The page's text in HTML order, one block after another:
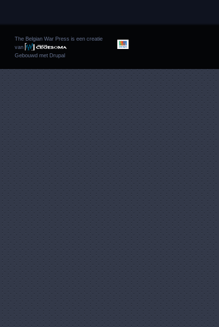
The Belgian War Press is een creatie
van
Gebouwd met Drupal